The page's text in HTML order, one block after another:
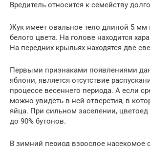
Вредитель относится к семейству
Жук имеет овальное тело длиной 5 мм
белого цвета. На голове находится
На передних крыльях находятся две
Первыми признаками появлениями
яблони, является отсутствие
процессе весеннего периода. А если
можно увидеть в ней отверстия, в
яйца. При сильном заселении, цветоед
до 90% бутонов.
В зимний период взрослое насекомое